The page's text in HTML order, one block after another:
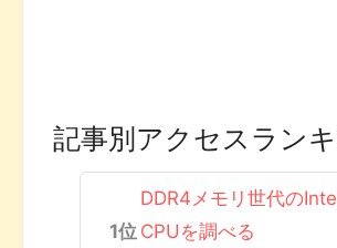
記事別アクセスラン
DDR4メモリ世代の
CPUを調べる